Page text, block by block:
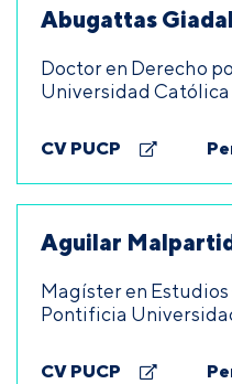
Abugattas
Doctor en Derecho
Universidad Católica
CV PUCP
Aguilar
Magíster en
Pontificia
CV PUCP